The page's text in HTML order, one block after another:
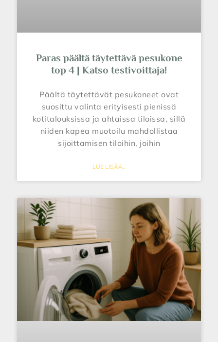
Paras päältä täytettävä pesukone
top 4 | Katso testivoittaja!
Päältä täytettävät pesukoneet ovat
suosittu valinta erityisesti pienissä
kotitalouksissa ja ahtaissa tiloissa, sillä
niiden kapea muotoilu mahdollistaa
sijoittamisen tiloihin, joihin
LUE LISÄÄ..